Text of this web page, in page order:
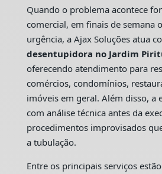
Quando o problema acontece
comercial, em finais de semana
urgência, a Ajax Soluções atua
desentupidora no Jardim
oferecendo atendimento para
comércios, condomínios,
imóveis em geral. Além disso, a
com análise técnica antes da
procedimentos improvisados
a tubulação.
Entre os principais serviços